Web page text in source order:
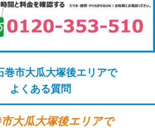
巻市大瓜大塚後エリアで
よくある質問
大瓜大塚後エリアで